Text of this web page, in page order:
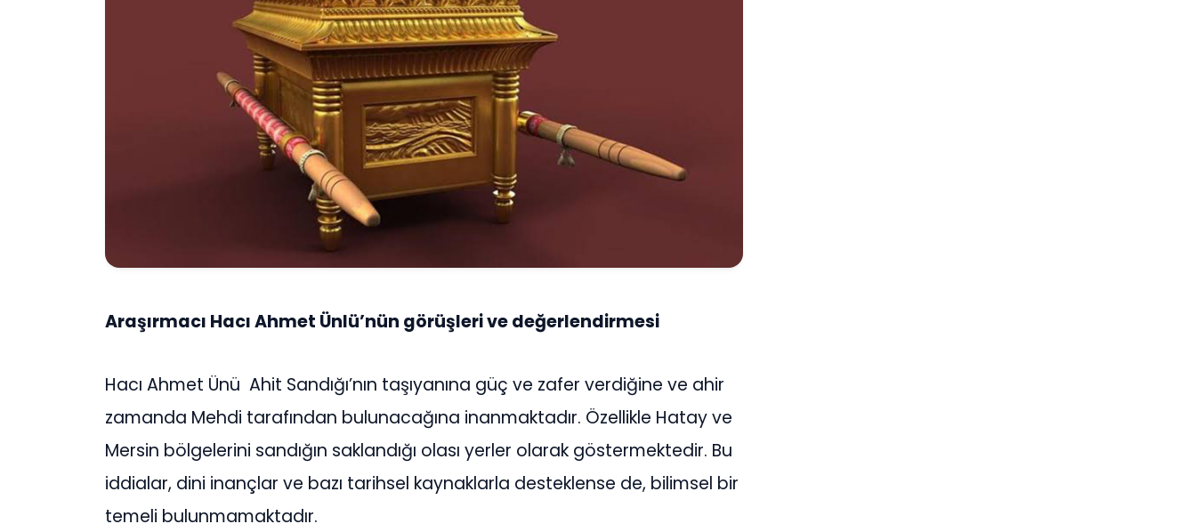
Araşırmacı Hacı Ahmet Ünlü’nün görüşleri ve değerlendirmesi
Hacı Ahmet Ünü Ahit Sandığı’nın taşıyanına güç ve zafer verdiğine ve ahir
zamanda Mehdi tarafından bulunacağına inanmaktadır. Özellikle Hatay ve
Mersin bölgelerini sandığın saklandığı olası yerler olarak göstermektedir. Bu
iddialar, dini inançlar ve bazı tarihsel kaynaklarla desteklense de, bilimsel bir
temeli bulunmamaktadır.